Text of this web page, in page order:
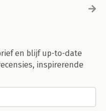
en blijf up-to-date
inspirerende